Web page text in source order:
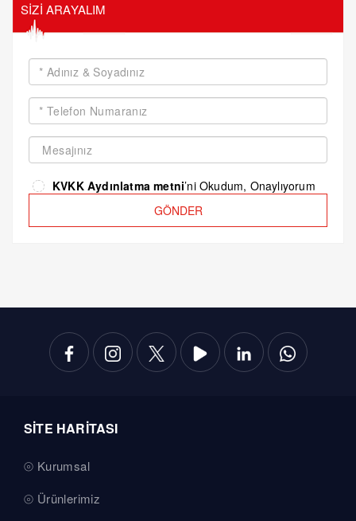
SİZİ ARAYALIM
KVKK Aydınlatma metni’ni Okudum, Onaylıyorum
GÖNDER
SİTE HARİTASI
Kurumsal
Ürünlerimiz